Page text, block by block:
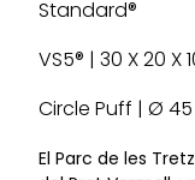
Standard®
VS5® | 30 X 20
Circle Puff | Ø
El Parc de les